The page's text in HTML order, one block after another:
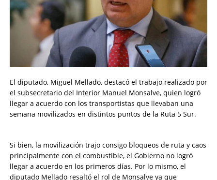
El diputado, Miguel Mellado, destacó el trabajo realizado por
el subsecretario del Interior Manuel Monsalve, quien logró
llegar a acuerdo con los transportistas que llevaban una
semana movilizados en distintos puntos de la Ruta 5 Sur.
Si bien, la movilización trajo consigo bloqueos de ruta y caos
principalmente con el combustible, el Gobierno no logró
llegar a acuerdo en los primeros días. Por lo mismo, el
diputado Mellado resaltó el rol de Monsalve ya que